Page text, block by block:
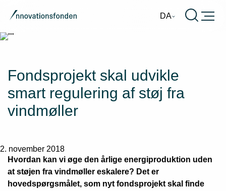
DA Burger
Fondsprojekt skal udvikle
smart regulering af støj fra
vindmøller
2. november 2018
Hvordan kan vi øge den årlige energiproduktion uden
at støjen fra vindmøller eskalere? Det er
hovedspørgsmålet, som nyt fondsprojekt skal finde